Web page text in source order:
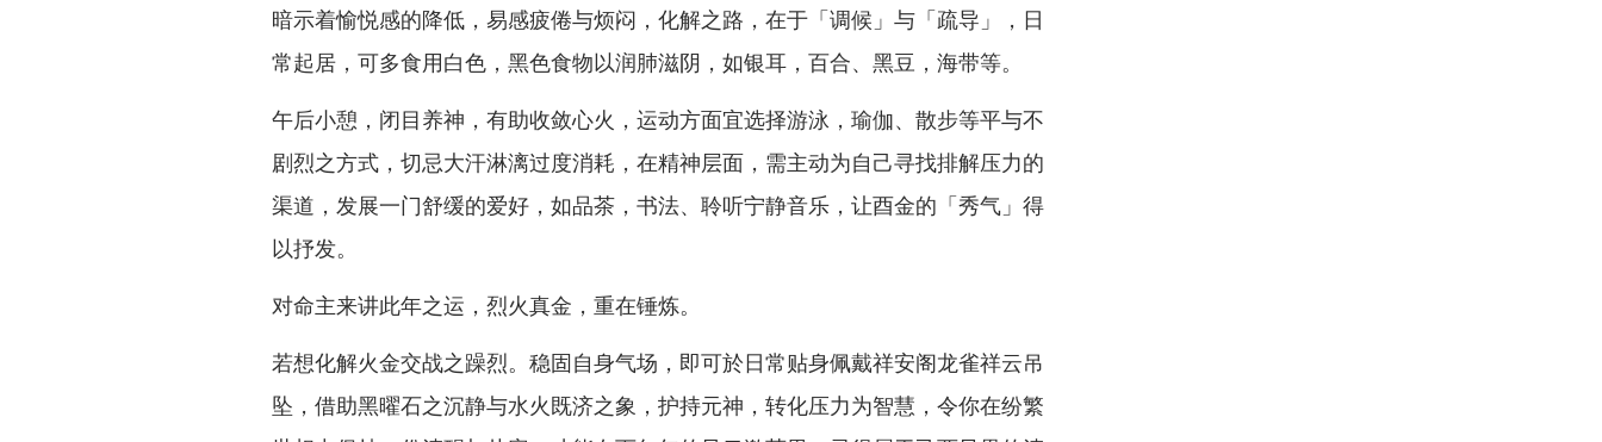
暗示着愉悦感的降低，易感疲倦与烦闷，化解之路，在于「调候」与「疏导」，日
常起居，可多食用白色，黑色食物以润肺滋阴，如银耳，百合、黑豆，海带等。
午后小憩，闭目养神，有助收敛心火，运动方面宜选择游泳，瑜伽、散步等平与不
剧烈之方式，切忌大汗淋漓过度消耗，在精神层面，需主动为自己寻找排解压力的
渠道，发展一门舒缓的爱好，如品茶，书法、聆听宁静音乐，让酉金的「秀气」得
以抒发。
对命主来讲此年之运，烈火真金，重在锤炼。
若想化解火金交战之躁烈。稳固自身气场，即可於日常贴身佩戴祥安阁龙雀祥云吊
坠，借助黑曜石之沉静与水火既济之象，护持元神，转化压力为智慧，令你在纷繁